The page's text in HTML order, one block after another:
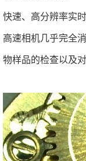
快速、高分辨率实
高速相机几乎完全
物样品的检查以及